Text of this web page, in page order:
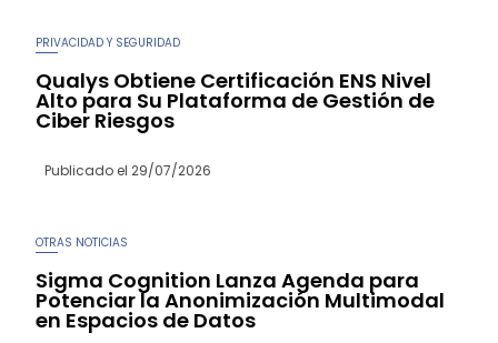
PRIVACIDAD Y SEGURIDAD
Qualys Obtiene Certificación ENS Nivel
Alto para Su Plataforma de Gestión de
Ciber Riesgos
Publicado el 29/07/2026
OTRAS NOTICIAS
Sigma Cognition Lanza Agenda para
Potenciar la Anonimización Multimodal
en Espacios de Datos